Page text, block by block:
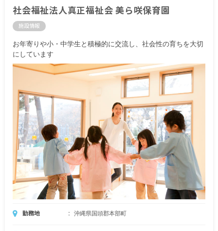
社会福祉法人真正福祉会 美ら咲保育園
施設情報
お年寄りや小・中学生と積極的に交流し、社会性の育ちを大切
にしています
勤務地 沖縄県国頭郡本部町